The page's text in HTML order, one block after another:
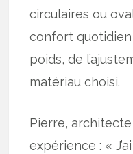
circulaires ou
confort
poids, de
matériau choisi.
Pierre,
expérience : «